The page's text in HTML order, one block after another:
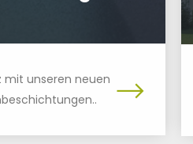
mit unseren neuen